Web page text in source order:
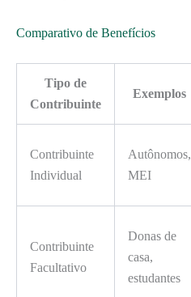
Comparativo de Benefícios
Tipo de
Contribuinte
Exemplos
Contribuinte
Individual
Autônomos,
MEI
Contribuinte
Facultativo
Donas de
casa,
estudantes